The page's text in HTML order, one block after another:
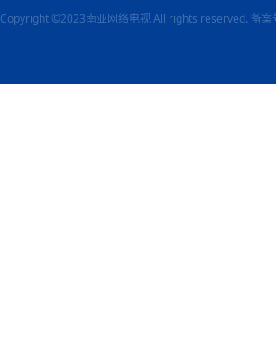
Copyright ©2023南亚网络电视 All rights reserved. 备